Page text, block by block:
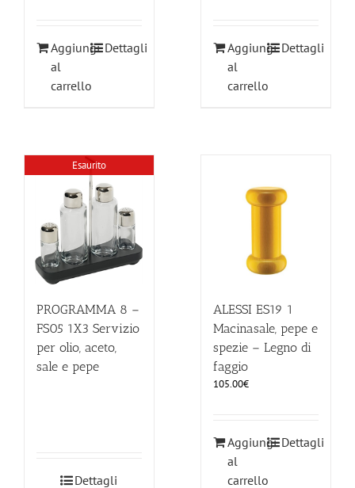
Aggiungi
al
carrello
Dettagli
Aggiungi
al
carrello
Dettagli
Esaurito
PROGRAMMA 8 –
FS05 1X3 Servizio
per olio, aceto,
sale e pepe
Dettagli
ALESSI ES19 1
Macinasale, pepe e
spezie – Legno di
faggio
105.00€
Aggiungi
al
carrello
Dettagli